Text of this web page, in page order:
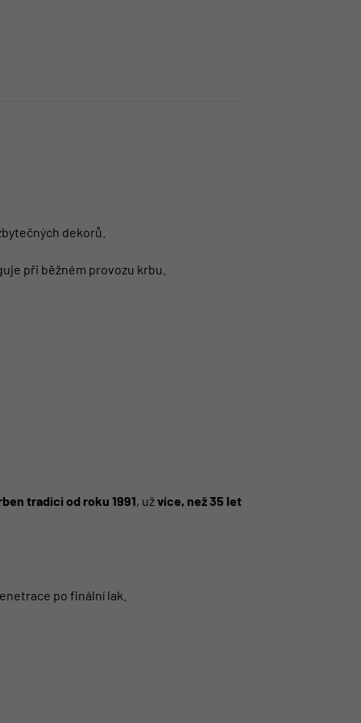
dekorů.
při běžném provozu krbu.
tradici od roku 1991, užvíce, než 35 let
po finální lak.